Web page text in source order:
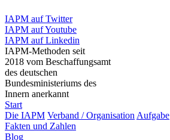
IAPM auf Twitter
IAPM auf Youtube
IAPM auf Linkedin
IAPM-Methoden seit
2018 vom Beschaffungsamt
des deutschen
Bundesministeriums des
Innern anerkannt
Start
Die IAPM Verband / Organisation Aufgabe
Fakten und Zahlen
Blog